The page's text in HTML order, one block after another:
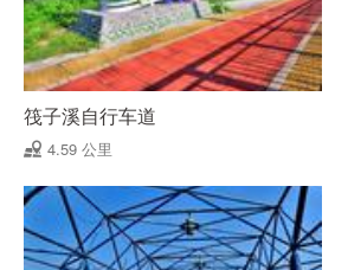
筏子溪自行车道
4.59 公里